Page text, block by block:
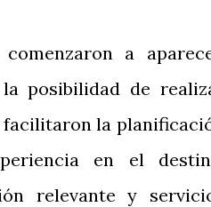
a
posibilidad de
facilitaron la
en el
relevante y